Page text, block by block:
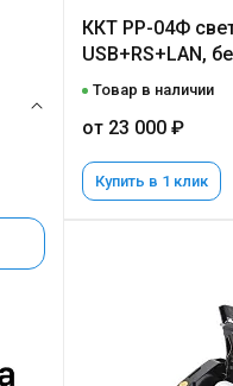
ККТ РР-04Ф
USB+RS+LAN,
Товар в наличии
от 23 000 ₽
Купить в 1 клик